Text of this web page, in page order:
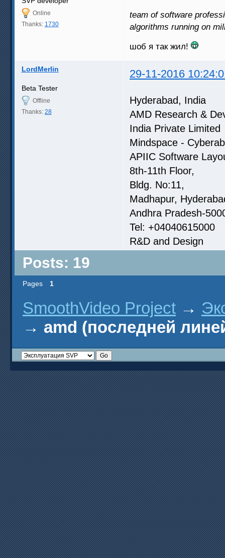
Online
Thanks: 1730
team of software
algorithms running on
шоб я так жил!
LordMerlin 29-11-2016
Beta Tester
Offline
Thanks: 28
Hyderabad, India
AMD Research &
India Private Limited
Mindspace -
APIIC Software
8th-11th Floor,
Bldg. No:11,
Madhapur,
Andhra Pradesh-
Tel: +04040615000
R&D and Design
Posts: 19
Pages 1
SmoothVideo Project →
→ amd (последней